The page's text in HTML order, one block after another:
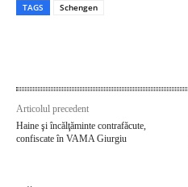
TAGS Schengen
Articolul precedent
Haine şi încălţăminte contrafăcute,
confiscate în VAMA Giurgiu